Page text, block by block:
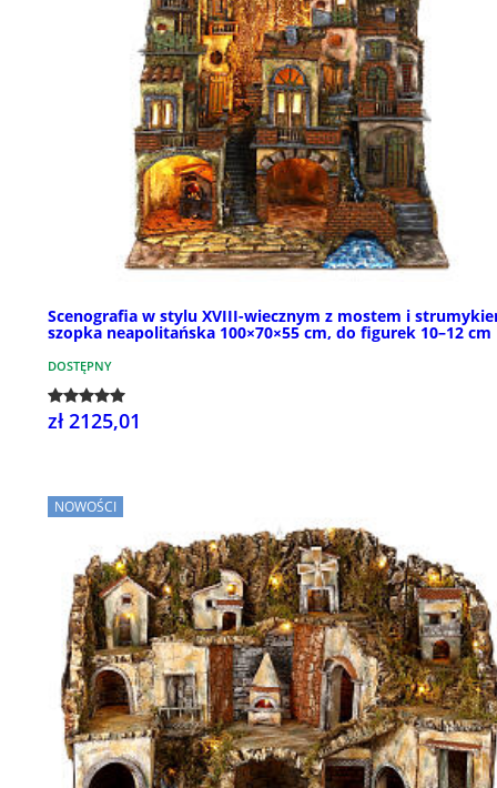
Scenografia w stylu XVIII-wiecznym z mostem i
szopka neapolitańska 100×70×55 cm, do figurek 10–12 cm
DOSTĘPNY
zł 2125,01
NOWOŚCI